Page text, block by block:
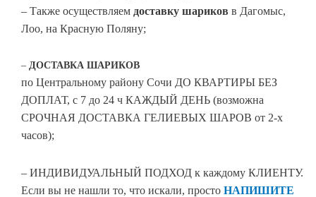
– Также осуществляем доставку шариков в Дагомыс,
Лоо, на Красную Поляну;
– ДОСТАВКА ШАРИКОВ
по Центральному району Сочи ДО КВАРТИРЫ БЕЗ
ДОПЛАТ, с 7 до 24 ч КАЖДЫЙ ДЕНЬ (возможна
СРОЧНАЯ ДОСТАВКА ГЕЛИЕВЫХ ШАРОВ от 2-х
часов);
– ИНДИВИДУАЛЬНЫЙ ПОДХОД к каждому КЛИЕНТУ.
Если вы не нашли то, что искали, просто НАПИШИТЕ